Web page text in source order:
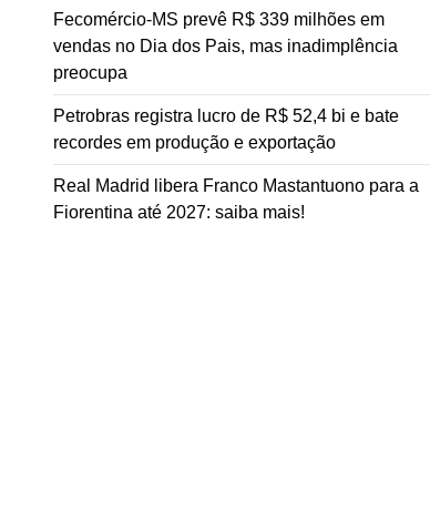
Fecomércio-MS prevê R$ 339 milhões em
vendas no Dia dos Pais, mas inadimplência
preocupa
Petrobras registra lucro de R$ 52,4 bi e bate
recordes em produção e exportação
Real Madrid libera Franco Mastantuono para a
Fiorentina até 2027: saiba mais!